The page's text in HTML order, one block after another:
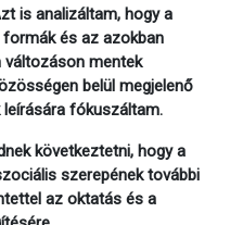
is analizáltam, hogy a
és az azokban
változáson mentek
belül megjelenő
fókuszáltam.
következtetni, hogy a
szerepének további
az oktatás és a